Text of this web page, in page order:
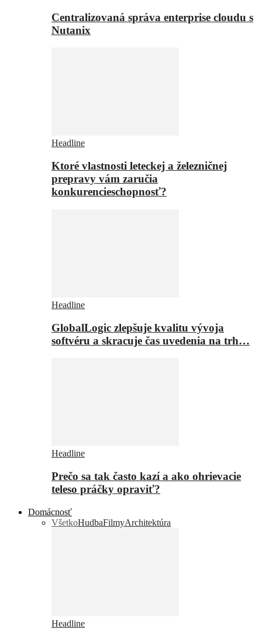
Centralizovaná správa enterprise cloudu s
Nutanix
Headline
Ktoré vlastnosti leteckej a železničnej
prepravy vám zaručia
konkurencieschopnosť?
Headline
GlobalLogic zlepšuje kvalitu vývoja
softvéru a skracuje čas uvedenia na trh…
Headline
Prečo sa tak často kazí a ako ohrievacie
teleso práčky opraviť?
Domácnosť
VšetkoHudbaFilmyArchitektúra
Headline